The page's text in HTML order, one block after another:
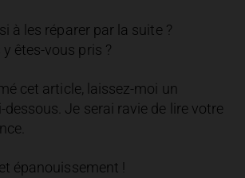
à les réparer par la suite ?
êtes-vous pris ?
cet article, laissez-moi un
Je serai ravie de lire votre
épanouissement !